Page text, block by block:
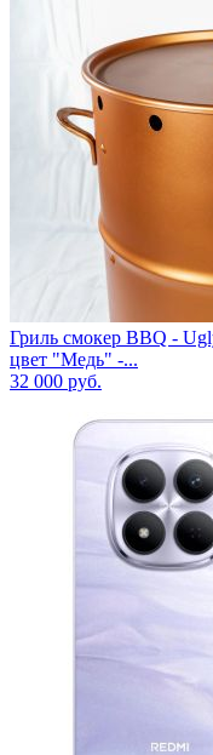
Гриль смокер BBQ -
цвет "Медь" -...
32 000 руб.